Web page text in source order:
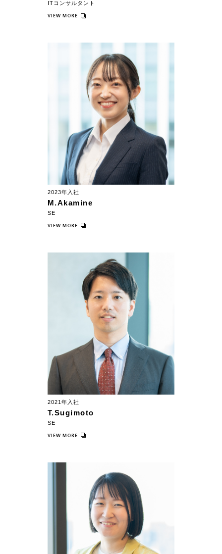
ITコンサルタント
VIEW MORE
2023年入社
M.Akamine
SE
VIEW MORE
2021年入社
T.Sugimoto
SE
VIEW MORE